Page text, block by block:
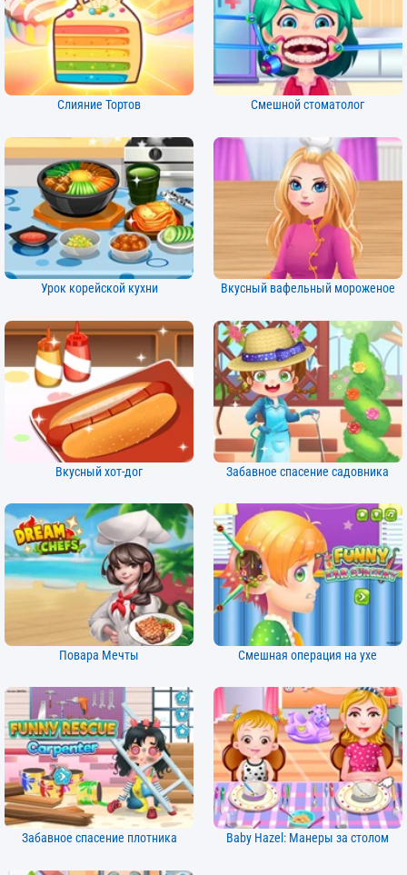
Слияние Тортов Смешной стоматолог
Урок корейской кухни Вкусный вафельный мороженое
Вкусный хот-дог Забавное спасение садовника
Повара Мечты Смешная операция на ухе
Забавное спасение плотника Baby Hazel: Манеры за столом